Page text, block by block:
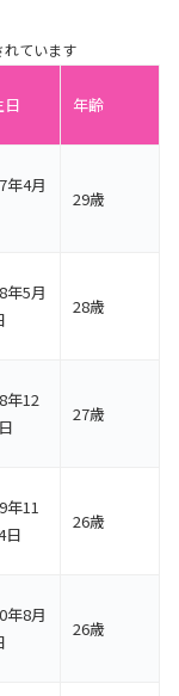
ています
日 年齢
年4月
29歳
年5月
28歳
年12
27歳
年11
日
26歳
年8月
26歳